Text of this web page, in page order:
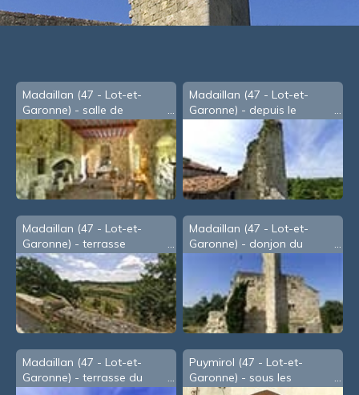
Madaillan (47 - Lot-et-
Garonne) - salle de
réception
Madaillan (47 - Lot-et-
Garonne) - depuis le
donjon du château
Madaillan (47 - Lot-et-
Garonne) - terrasse
supérieure du château
Madaillan (47 - Lot-et-
Garonne) - donjon du
Madaillan (47 - Lot-et-
Garonne) - terrasse du
Puymirol (47 - Lot-et-
Garonne) - sous les